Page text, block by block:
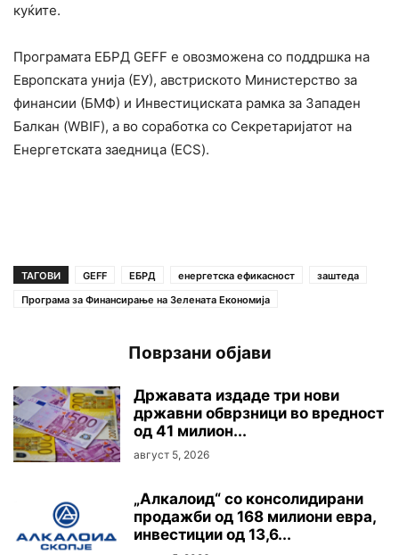
куќите.
Програмата ЕБРД GEFF е овозможена со поддршка на
Европската унија (ЕУ), австриското Министерство за
финансии (БМФ) и Инвестициската рамка за Западен
Балкан (WBIF), а во соработка со Секретаријатот на
Енергетската заедница (ЕCS).
ТАГОВИ GEFF ЕБРД енергетска ефикасност
заштеда
Програма за Финансирање на Зелената Економија
Поврзани објави
Државата издаде три нови
државни обврзници во вредност
од 41 милион...
август 5, 2026
„Алкалоид“ со консолидирани
продажби од 168 милиони евра,
инвестиции од 13,6...